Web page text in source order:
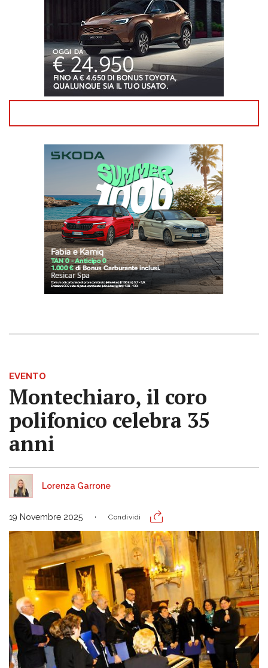
EVENTO
Montechiaro, il coro
polifonico celebra 35
anni
Lorenza Garrone
19 Novembre 2025 Condividi